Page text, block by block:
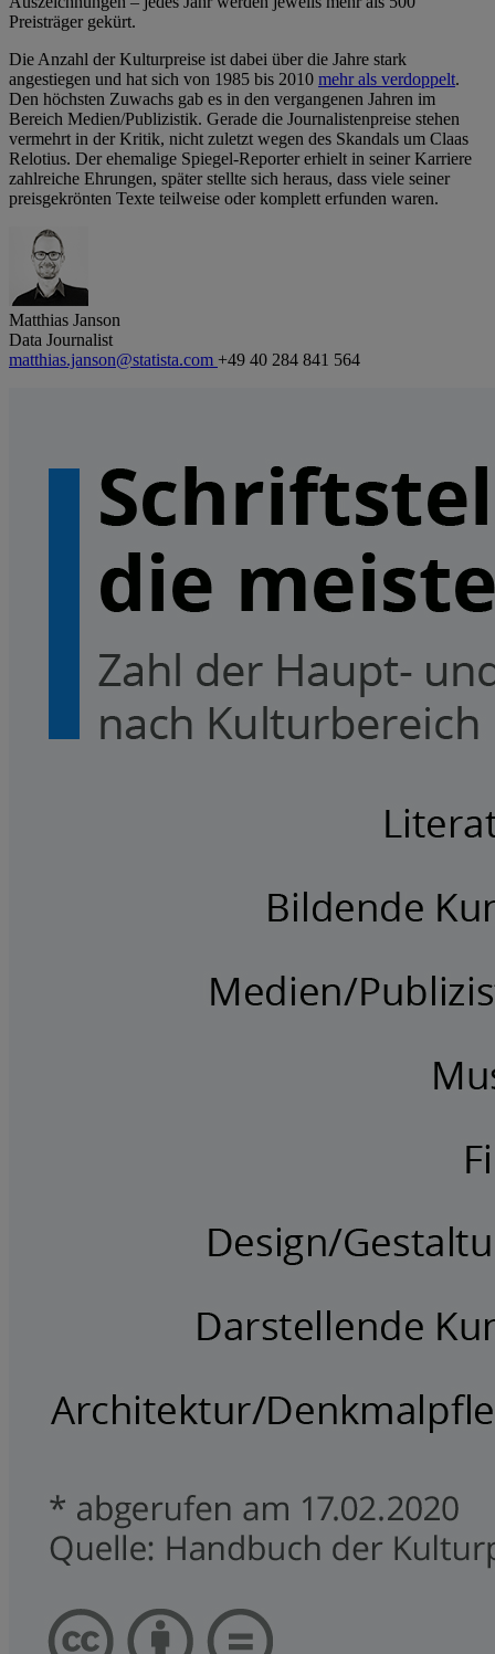
Preisträger gekürt.
Die Anzahl der Kulturpreise ist dabei über die Jahre stark
angestiegen und hat sich von 1985 bis 2010 mehr als verdoppelt.
Den höchsten Zuwachs gab es in den vergangenen Jahren im
Bereich Medien/Publizistik. Gerade die Journalistenpreise stehen
vermehrt in der Kritik, nicht zuletzt wegen des Skandals um Claas
Relotius. Der ehemalige Spiegel-Reporter erhielt in seiner Karriere
zahlreiche Ehrungen, später stellte sich heraus, dass viele seiner
preisgekrönten Texte teilweise oder komplett erfunden waren.
Matthias Janson
Data Journalist
matthias.janson@statista.com +49 40 284 841 564